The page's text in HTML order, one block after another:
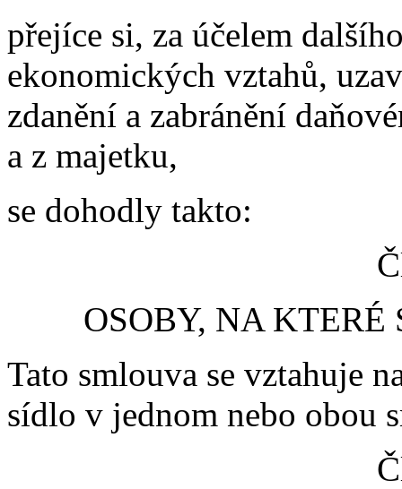
přejíce si, za účelem
ekonomických vztahů,
zdanění a zabránění
a z majetku,
se dohodly takto:
OSOBY, NA
Tato smlouva se vztahuje
sídlo v jednom nebo obou